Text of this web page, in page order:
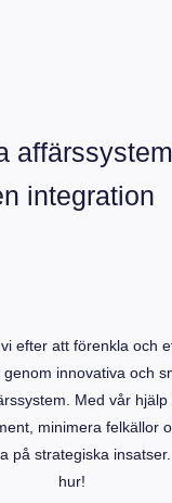
integration
efter att förenkla och
innovativa och
Med vår
minimera felkällor
på strategiska
hur!